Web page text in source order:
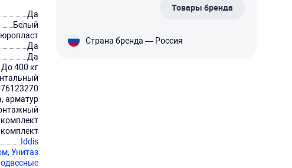
Да
Белый
Да
Да
До 400 кг
арматур
комплект
комплект
Iddis
Унитаз
Товары бренда
Страна бренда — Россия